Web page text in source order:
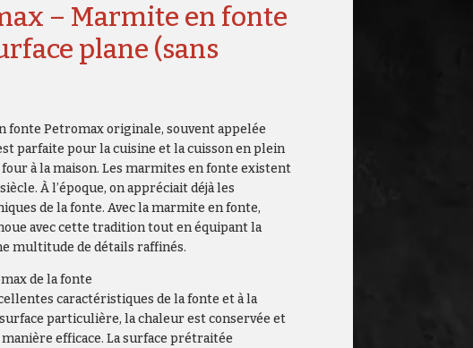
– Marmite en fonte
plane (sans
fonte Petromax originale, souvent appelée
parfaite pour la cuisine et la cuisson en plein
four à la maison. Les marmites en fonte existent
À l’époque, on appréciait déjà les
de la fonte. Avec la marmite en fonte,
avec cette tradition tout en équipant la
multitude de détails raffinés.
de la fonte
caractéristiques de la fonte et à la
particulière, la chaleur est conservée et
efficace. La surface prétraitée